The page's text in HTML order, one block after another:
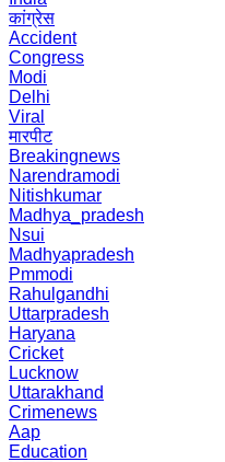
कांग्रेस
Accident
Congress
Modi
Delhi
Viral
मारपीट
Breakingnews
Narendramodi
Nitishkumar
Madhya_pradesh
Nsui
Madhyapradesh
Pmmodi
Rahulgandhi
Uttarpradesh
Haryana
Cricket
Lucknow
Uttarakhand
Crimenews
Aap
Education